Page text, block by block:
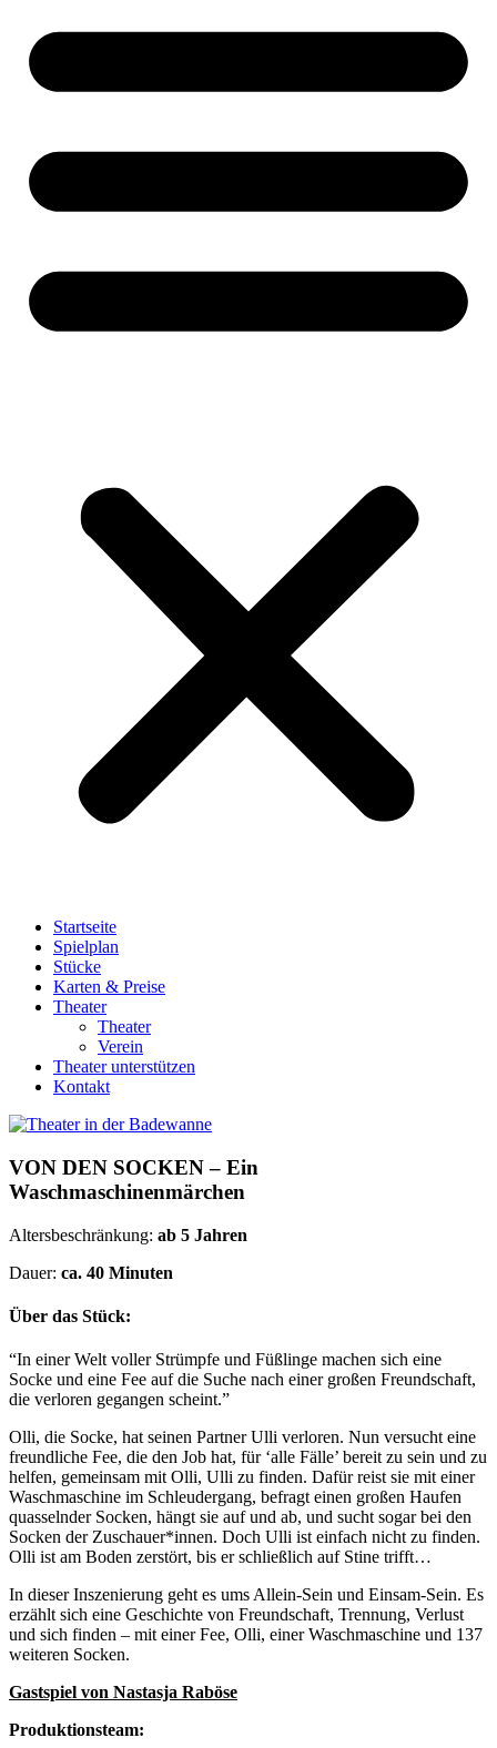
Startseite
Spielplan
Stücke
Karten & Preise
Theater
Theater
Verein
Theater unterstützen
Kontakt
VON DEN SOCKEN – Ein
Waschmaschinenmärchen
Altersbeschränkung: ab 5 Jahren
Dauer: ca. 40 Minuten
Über das Stück:
“In einer Welt voller Strümpfe und Füßlinge machen sich eine
Socke und eine Fee auf die Suche nach einer großen Freundschaft,
die verloren gegangen scheint.”
Olli, die Socke, hat seinen Partner Ulli verloren. Nun versucht eine
freundliche Fee, die den Job hat, für ‘alle Fälle’ bereit zu sein und zu
helfen, gemeinsam mit Olli, Ulli zu finden. Dafür reist sie mit einer
Waschmaschine im Schleudergang, befragt einen großen Haufen
quasselnder Socken, hängt sie auf und ab, und sucht sogar bei den
Socken der Zuschauer*innen. Doch Ulli ist einfach nicht zu finden.
Olli ist am Boden zerstört, bis er schließlich auf Stine trifft…
In dieser Inszenierung geht es ums Allein-Sein und Einsam-Sein. Es
erzählt sich eine Geschichte von Freundschaft, Trennung, Verlust
und sich finden – mit einer Fee, Olli, einer Waschmaschine und 137
weiteren Socken.
Gastspiel von Nastasja Raböse
Produktionsteam: